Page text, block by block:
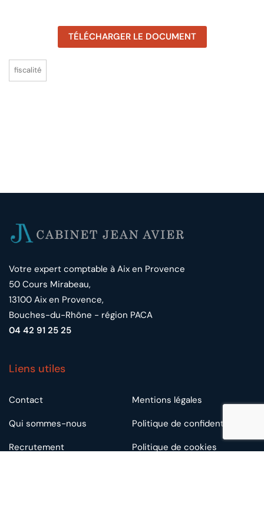
TÉLÉCHARGER LE DOCUMENT
fiscalité
Votre expert comptable à Aix en Provence
50 Cours Mirabeau,
13100 Aix en Provence,
Bouches-du-Rhône - région PACA
04 42 91 25 25
Liens utiles
Contact
Mentions légales
Qui sommes-nous
Politique de confidentialité
Recrutement
Politique de cookies